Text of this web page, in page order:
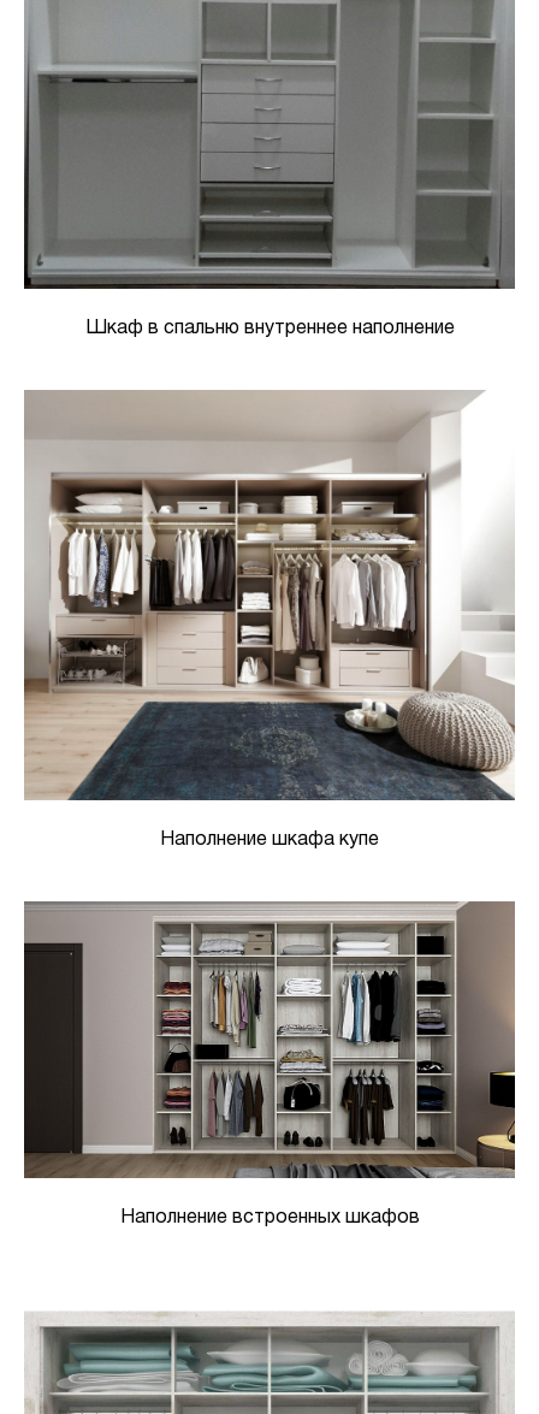
Шкаф в спальню внутреннее наполнение
Наполнение шкафа купе
Наполнение встроенных шкафов